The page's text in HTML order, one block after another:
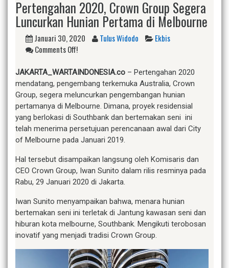
Pertengahan 2020, Crown Group Segera
Luncurkan Hunian Pertama di Melbourne
Januari 30, 2020 Tulus Widodo
Ekbis
Comments Off!
JAKARTA_WARTAINDONESIA.co – Pertengahan 2020
mendatang, pengembang terkemuka Australia, Crown
Group, segera meluncurkan pengembangan hunian
pertamanya di Melbourne. Dimana, proyek residensial
yang berlokasi di Southbank dan bertemakan seni ini
telah menerima persetujuan perencanaan awal dari City
of Melbourne pada Januari 2019.
Hal tersebut disampaikan langsung oleh Komisaris dan
CEO Crown Group, Iwan Sunito dalam rilis resminya pada
Rabu, 29 Januari 2020 di Jakarta.
Iwan Sunito menyampaikan bahwa, menara hunian
bertemakan seni ini terletak di Jantung kawasan seni dan
hiburan kota melbourne, Southbank. Mengikuti terobosan
inovatif yang menjadi tradisi Crown Group.